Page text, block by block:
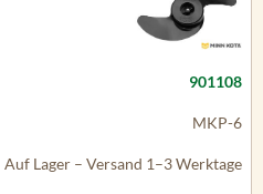
901108
MKP-6
Auf Lager – Versand 1–3 Werktage